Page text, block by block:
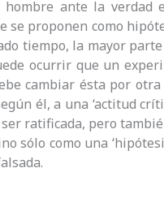
ante la verdad
se proponen como
tiempo, la mayor
ocurrir que un
cambiar ésta por otra
él, a una ‘actitud
ser ratificada, pero
sólo como una